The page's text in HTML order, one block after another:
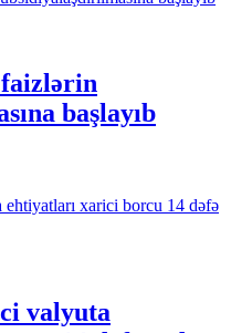
başlayıb
valyuta